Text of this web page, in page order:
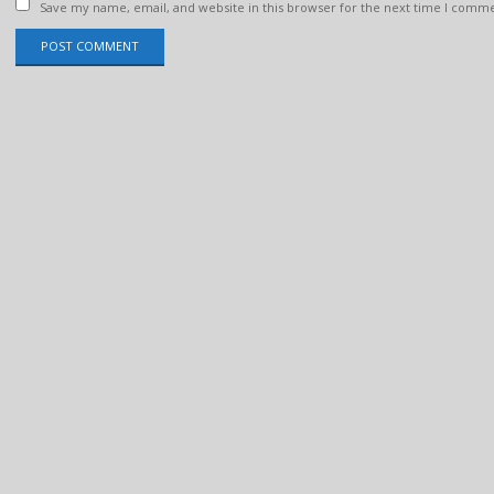
Save my name, email, and website in this browser for the next time I